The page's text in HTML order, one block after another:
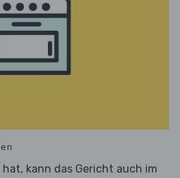
hat, kann das Gericht auch im